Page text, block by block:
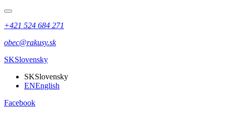
+421 524 684 271
obec@rakusy.sk
SKSlovensky
SKSlovensky
ENEnglish
Facebook